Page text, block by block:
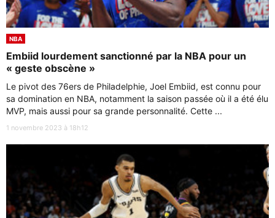
NBA
Embiid lourdement sanctionné par la NBA pour un
« geste obscène »
Le pivot des 76ers de Philadelphie, Joel Embiid, est connu pour
sa domination en NBA, notamment la saison passée où il a été élu
MVP, mais aussi pour sa grande personnalité. Cette ...
1 novembre 2023 à 18h12